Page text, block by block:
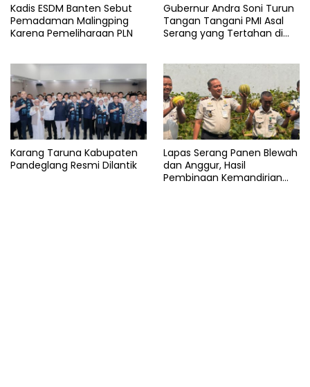
Kadis ESDM Banten Sebut
Pemadaman Malingping
Karena Pemeliharaan PLN
Gubernur Andra Soni Turun
Tangan Tangani PMI Asal
Serang yang Tertahan di
Karang Taruna Kabupaten
Pandeglang Resmi Dilantik
Lapas Serang Panen Blewah
dan Anggur, Hasil
Pembinaan Kemandirian